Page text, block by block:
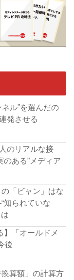
ル”を選んだの
発させる
のリアルな接
のある”メディア
「ビャン」はな
知られていな
】「オールドメ
後
換算額」の計算方